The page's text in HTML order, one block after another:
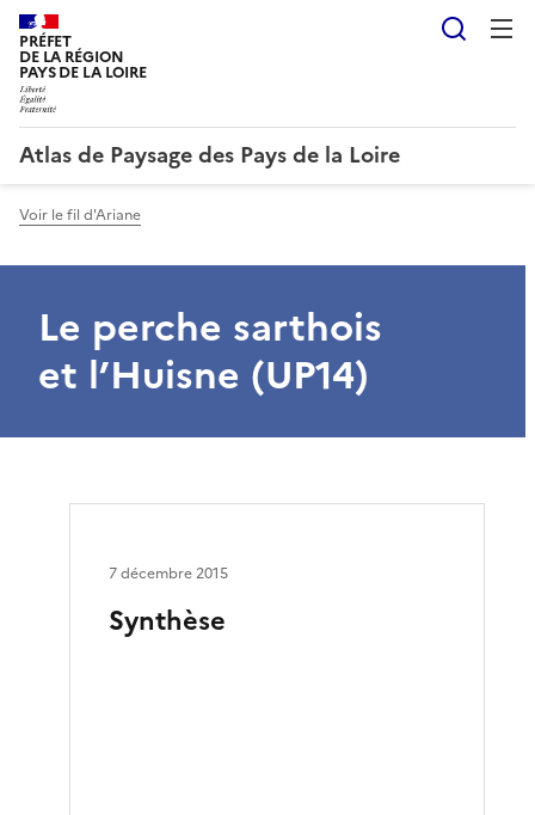
PRÉFET
DE LA RÉGION
PAYS DE LA LOIRE
Atlas de Paysage des Pays de la Loire
Voir le fil d'Ariane
Le perche sarthois
et l’Huisne (UP14)
Synthèse
7 décembre 2015